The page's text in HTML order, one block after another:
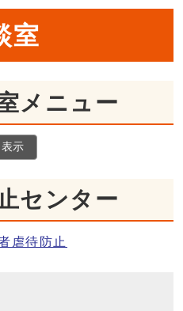
室
メニュー
表示
センター
虐待防止